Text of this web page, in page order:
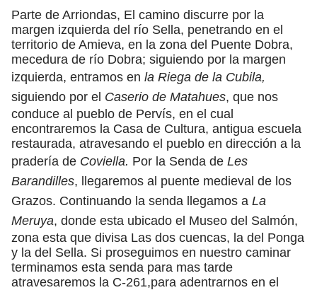
Parte de Arriondas, El camino discurre por la
margen izquierda del río Sella, penetrando en el
territorio de Amieva, en la zona del Puente Dobra,
mecedura de río Dobra; siguiendo por la margen
izquierda, entramos en la Riega de la Cubila,
siguiendo por el Caserio de Matahues, que nos
conduce al pueblo de Pervís, en el cual
encontraremos la Casa de Cultura, antigua escuela
restaurada, atravesando el pueblo en dirección a la
pradería de Coviella. Por la Senda de Les
Barandilles, llegaremos al puente medieval de los
Grazos. Continuando la senda llegamos a La
Meruya, donde esta ubicado el Museo del Salmón,
zona esta que divisa Las dos cuencas, la del Ponga
y la del Sella. Si proseguimos en nuestro caminar
terminamos esta senda para mas tarde
atravesaremos la C-261,para adentrarnos en el